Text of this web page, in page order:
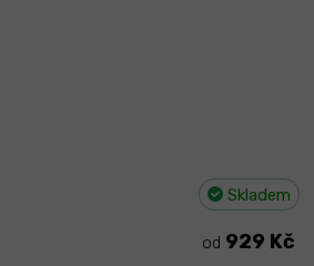
Skladem
od 929 Kč